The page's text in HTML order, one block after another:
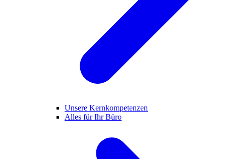
Unsere Kernkompetenzen
Alles für Ihr Büro